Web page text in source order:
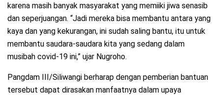
karena masih banyak masyarakat yang memiiki jiwa senasib
dan seperjuangan. “Jadi mereka bisa membantu antara yang
kaya dan yang kekurangan, ini sudah saling bantu, itu untuk
membantu saudara-saudara kita yang sedang dalam
musibah covid-19 ini,” ujar Nugroho.
Pangdam III/Siliwangi berharap dengan pemberian bantuan
tersebut dapat dirasakan manfaatnya dalam upaya